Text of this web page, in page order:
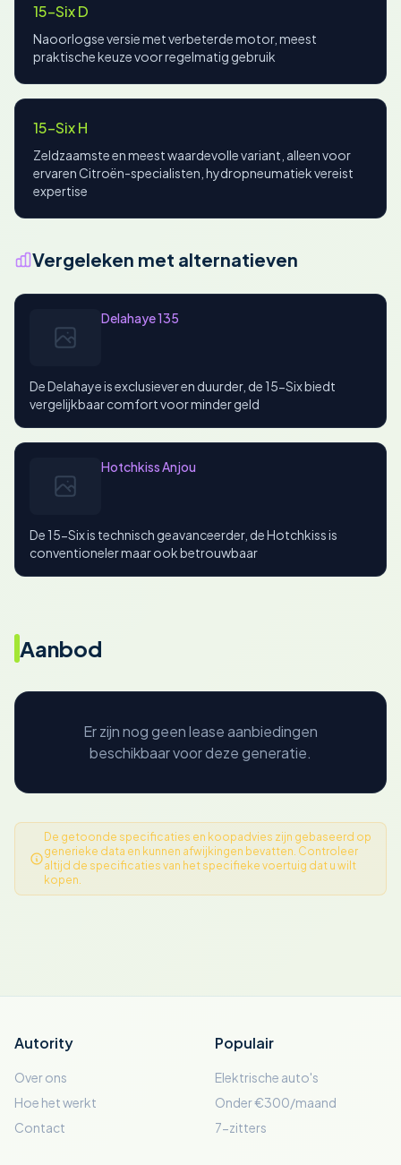
15-Six D
Naoorlogse versie met verbeterde motor, meest
praktische keuze voor regelmatig gebruik
15-Six H
Zeldzaamste en meest waardevolle variant, alleen voor
ervaren Citroën-specialisten, hydropneumatiek vereist
expertise
Vergeleken met alternatieven
Delahaye 135
De Delahaye is exclusiever en duurder, de 15-Six biedt
vergelijkbaar comfort voor minder geld
Hotchkiss Anjou
De 15-Six is technisch geavanceerder, de Hotchkiss is
conventioneler maar ook betrouwbaar
Aanbod
Er zijn nog geen lease aanbiedingen
beschikbaar voor deze generatie.
De getoonde specificaties en koopadvies zijn gebaseerd op
generieke data en kunnen afwijkingen bevatten. Controleer
altijd de specificaties van het specifieke voertuig dat u wilt
kopen.
Autority
Over ons
Hoe het werkt
Contact
Populair
Elektrische auto's
Onder €300/maand
7-zitters